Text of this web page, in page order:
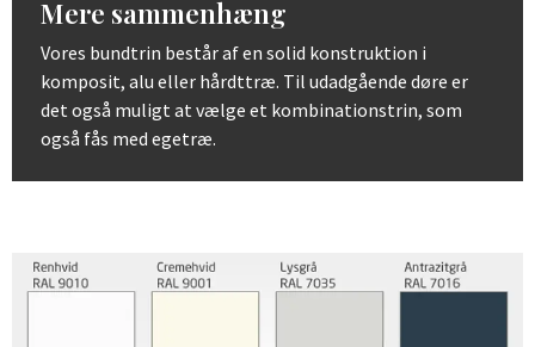
Mere sammenhæng
Vores bundtrin består af en solid konstruktion i
komposit, alu eller hårdttræ. Til udadgående døre er
det også muligt at vælge et kombinationstrin, som
også fås med egetræ.